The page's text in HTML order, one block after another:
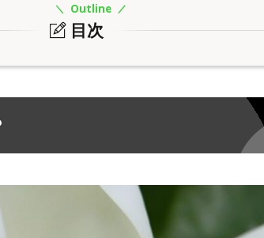
目次
Outline
シトラス
フローラルブーケ
が融合した甘み